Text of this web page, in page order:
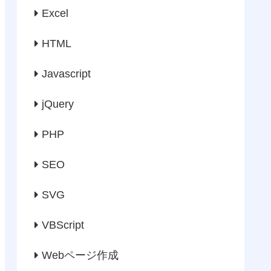
Excel
HTML
Javascript
jQuery
PHP
SEO
SVG
VBScript
Webページ作成